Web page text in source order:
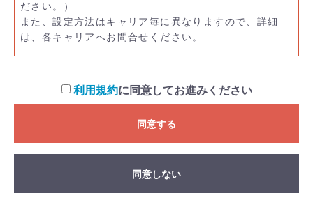
ださい。）
また、設定方法はキャリア毎に異なりますので、詳細
は、各キャリアへお問合せください。
利用規約に同意してお進みください
同意する
同意しない